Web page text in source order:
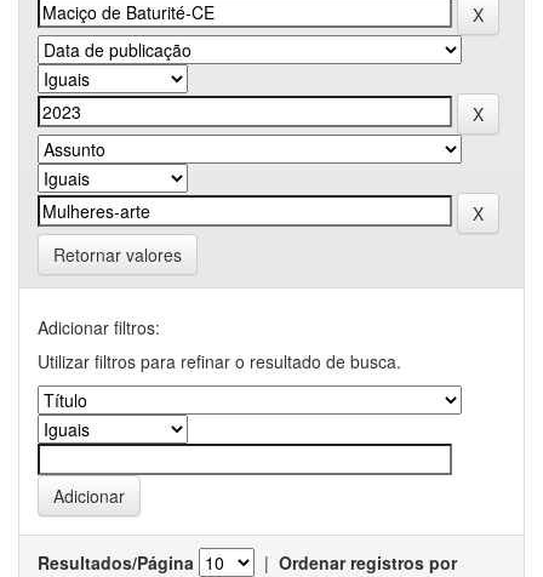
Retornar valores
Adicionar filtros:
Utilizar filtros para refinar o resultado de busca.
Resultados/Página | Ordenar registros por